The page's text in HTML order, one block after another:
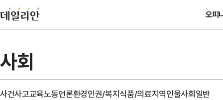
오피
사회
사건사고교육노동언론환경인권/복지식품/의료지역인물사회일반